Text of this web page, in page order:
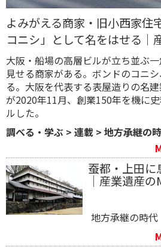
よみがえる商家・旧小西家住
コニシ」として名をはせる｜
大阪・船場の高層ビルが立ち並ぶ
見せる商家がある。ボンドのコニ
る。大阪を代表する表屋造りの名
が2020年11月、創業150年を機に
ルした。
調べる・学ぶ > 連載 > 地方承継の
蚕都・上田に
｜産業遺産
地方承継の時代